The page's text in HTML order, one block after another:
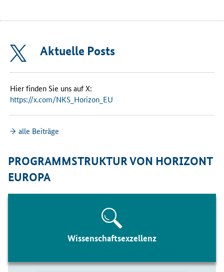
Aktuelle Posts
Hier finden Sie uns auf X:
https://x.com/NKS_Horizon_EU
alle Beiträge
PROGRAMMSTRUKTUR VON HORIZONT
EUROPA
Wissenschaftsexzellenz